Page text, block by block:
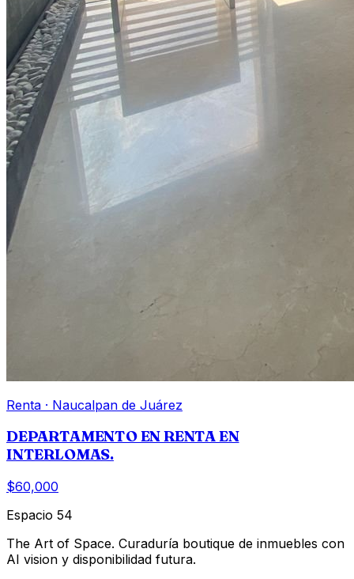
Renta · Naucalpan de Juárez
DEPARTAMENTO EN RENTA EN
INTERLOMAS.
$60,000
Espacio 54
The Art of Space. Curaduría boutique de inmuebles con
AI vision y disponibilidad futura.